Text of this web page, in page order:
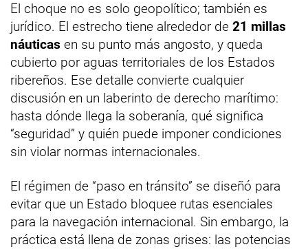
El choque no es solo geopolítico; también es
jurídico. El estrecho tiene alrededor de 21 millas
náuticas en su punto más angosto, y queda
cubierto por aguas territoriales de los Estados
ribereños. Ese detalle convierte cualquier
discusión en un laberinto de derecho marítimo:
hasta dónde llega la soberanía, qué significa
“seguridad” y quién puede imponer condiciones
sin violar normas internacionales.
El régimen de “paso en tránsito” se diseñó para
evitar que un Estado bloquee rutas esenciales
para la navegación internacional. Sin embargo, la
práctica está llena de zonas grises: las potencias